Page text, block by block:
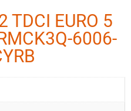
TDCI EURO 5
6006-